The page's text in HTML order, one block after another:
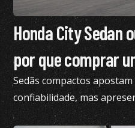
Honda City Sedan
por que comprar
Sedãs compactos
confiabilidade, mas
importantes; confira análise